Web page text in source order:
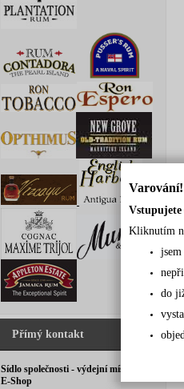
Přímý kontakt
Sídlo společnosti - výdejní místo pro
E-Shop
Varování!
Kliknutím
do